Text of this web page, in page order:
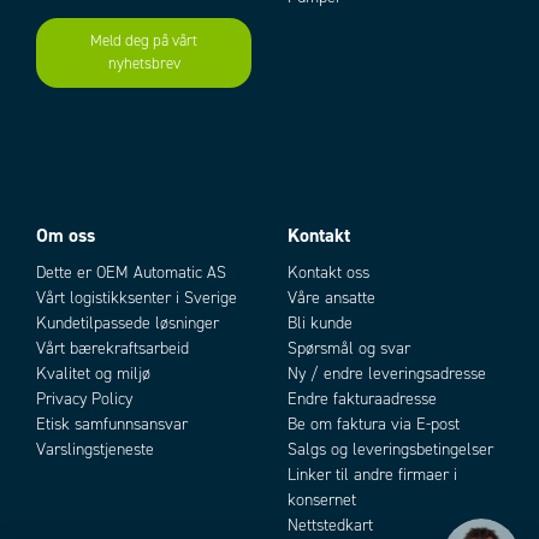
skinne. 52 mm bred
Add to existing cart row
Meld deg på vårt
nyhetsbrev
Om oss
Dette er OEM Automatic AS
Vårt logistikksenter i Sverige
Kundetilpassede løsninger
Vårt bærekraftsarbeid
Kvalitet og miljø
Privacy Policy
Etisk samfunnsansvar
Varslingstjeneste
Kontakt
Kontakt oss
Våre ansatte
Bli kunde
Spørsmål og svar
Ny / endre leveringsadresse
Endre fakturaadresse
Be om faktura via E-post
Salgs og leveringsbetingelser
Linker til andre firmaer i
konsernet
Nettstedkart